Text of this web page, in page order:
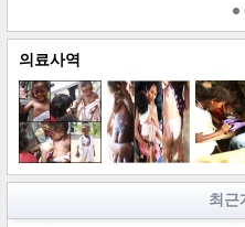
LIVE'
의료사역
최근